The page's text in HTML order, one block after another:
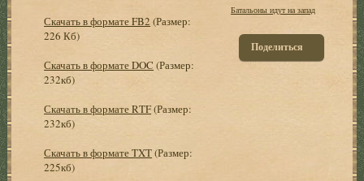
Скачать в формате FB2 (Размер:
226 Кб)
Скачать в формате DOC (Размер:
232кб)
Скачать в формате RTF(Размер:
232кб)
Скачать в формате TXT(Размер:
225кб)
Батальоны идут на запад
Поделиться